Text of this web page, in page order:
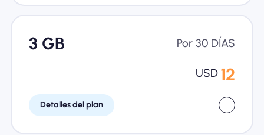
3 GB Por 30 DÍAS
USD 12
Detalles del plan